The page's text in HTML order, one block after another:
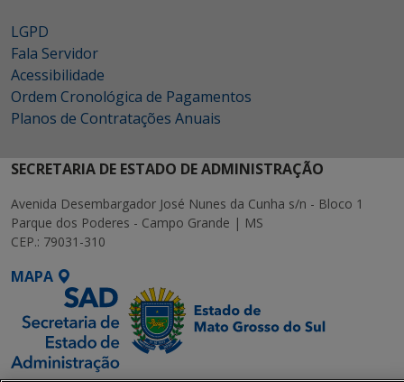
LGPD
Fala Servidor
Acessibilidade
Ordem Cronológica de Pagamentos
Planos de Contratações Anuais
SECRETARIA DE ESTADO DE ADMINISTRAÇÃO
Avenida Desembargador José Nunes da Cunha s/n - Bloco 1
Parque dos Poderes - Campo Grande | MS
CEP.: 79031-310
MAPA